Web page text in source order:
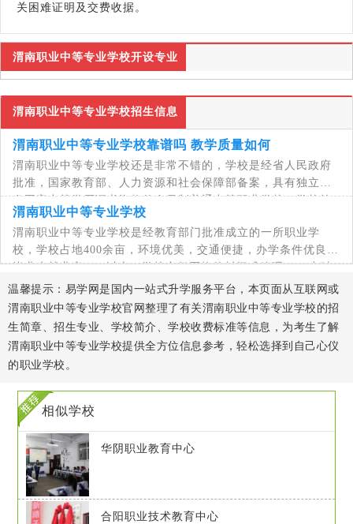
关困难证明及交费收据。
渭南职业中等专业学校开设专业
渭南职业中等专业学校招生信息
渭南职业中等专业学校靠谱吗 教学质量如何
渭南职业中等专业学校还是非常不错的，学校是经省人民政府
批准，国家教育部、人力资源和社会保障部备案，具有独立颁
发国家中等学历证书资格的全日制普通中等职业学校。学校简
介渭南职业中等专业学校是经教育部门批准
渭南职业中等专业学校
渭南职业中等专业学校是经教育部门批准成立的一所职业学
校，学校占地400余亩，环境优美，交通便捷，办学条件优良，
毕业生就业率99%以上，学校实行严格的封闭式管理，24小时
全天候教师值班，确保学生有一个安全和谐的校园环
温馨提示：易学网是国内一站式升学服务平台，本页面从互联网或
渭南职业中等专业学校官网整理了有关渭南职业中等专业学校的招
生简章、招生专业、学校简介、学校收费标准等信息，为考生了解
渭南职业中等专业学校提供全方位信息参考，轻松选择到自己心仪
的职业学校。
相似学校
华阴职业教育中心
合阳职业技术教育中心